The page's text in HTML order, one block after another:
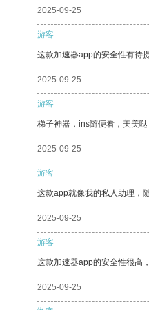
2025-09-25
游客
这款加速器app的安全性有待
2025-09-25
游客
梯子神器，ins随便看，美美哒
2025-09-25
游客
这款app就像我的私人助理，
2025-09-25
游客
这款加速器app的安全性很高
2025-09-25